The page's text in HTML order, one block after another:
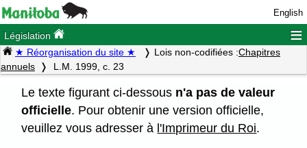
English
Législation ≡
★ Réorganisation du site ★ Lois non-codifiées :Chapitres
annuels
L.M. 1999, c. 23
Le texte figurant ci-dessous n'a pas de valeur
officielle. Pour obtenir une version officielle,
veuillez vous adresser à l'Imprimeur du Roi.